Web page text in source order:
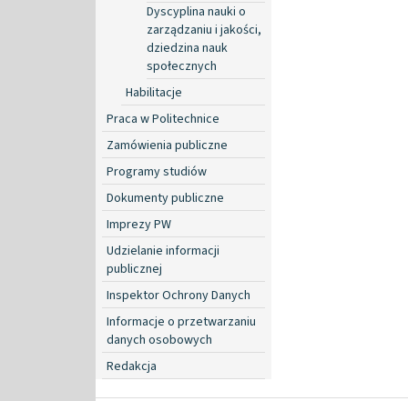
Dyscyplina nauki o
zarządzaniu i jakości,
dziedzina nauk
społecznych
Habilitacje
Praca w Politechnice
Zamówienia publiczne
Programy studiów
Dokumenty publiczne
Imprezy PW
Udzielanie informacji
publicznej
Inspektor Ochrony Danych
Informacje o przetwarzaniu
danych osobowych
Redakcja